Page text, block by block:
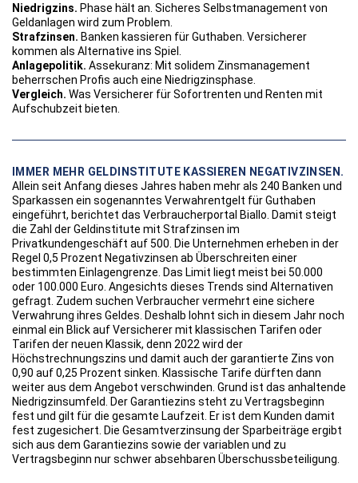
Niedrigzins. Phase hält an. Sicheres Selbstmanagement von
Geldanlagen wird zum Problem.
Strafzinsen. Banken kassieren für Guthaben. Versicherer
kommen als Alternative ins Spiel.
Anlagepolitik. Assekuranz: Mit solidem Zinsmanagement
beherrschen Profis auch eine Niedrigzinsphase.
Vergleich. Was Versicherer für Sofortrenten und Renten mit
Aufschubzeit bieten.
IMMER MEHR GELDINSTITUTE KASSIEREN NEGATIVZINSEN.
Allein seit Anfang dieses Jahres haben mehr als 240 Banken und
Sparkassen ein sogenanntes Verwahrentgelt für Guthaben
eingeführt, berichtet das Verbraucherportal Biallo. Damit steigt
die Zahl der Geldinstitute mit Strafzinsen im
Privatkundengeschäft auf 500. Die Unternehmen erheben in der
Regel 0,5 Prozent Negativzinsen ab Überschreiten einer
bestimmten Einlagengrenze. Das Limit liegt meist bei 50.000
oder 100.000 Euro. Angesichts dieses Trends sind Alternativen
gefragt. Zudem suchen Verbraucher vermehrt eine sichere
Verwahrung ihres Geldes. Deshalb lohnt sich in diesem Jahr noch
einmal ein Blick auf Versicherer mit klassischen Tarifen oder
Tarifen der neuen Klassik, denn 2022 wird der
Höchstrechnungszins und damit auch der garantierte Zins von
0,90 auf 0,25 Prozent sinken. Klassische Tarife dürften dann
weiter aus dem Angebot verschwinden. Grund ist das anhaltende
Niedrigzinsumfeld. Der Garantiezins steht zu Vertragsbeginn
fest und gilt für die gesamte Laufzeit. Er ist dem Kunden damit
fest zugesichert. Die Gesamtverzinsung der Sparbeiträge ergibt
sich aus dem Garantiezins sowie der variablen und zu
Vertragsbeginn nur schwer absehbaren Überschussbeteiligung.